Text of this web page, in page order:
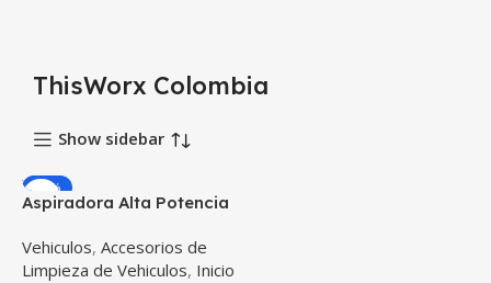
ThisWorx Colombia
Show sidebar
-10%
Aspiradora Alta Potencia
camionetas ThisWorx
portátil de mano + Kit de
Vehiculos, Accesorios de
Limpieza de Vehiculos, Inicio